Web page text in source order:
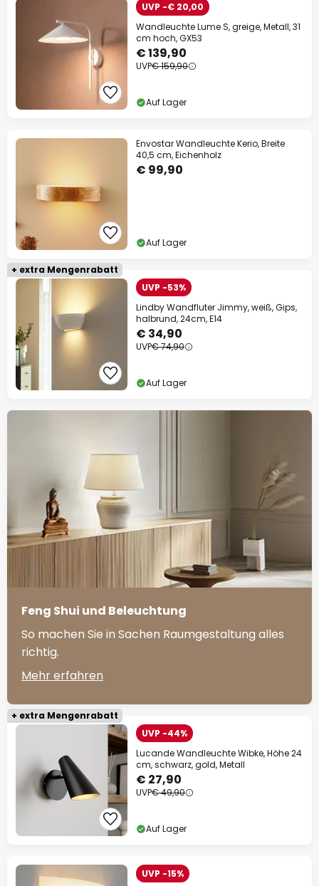
UVP -€ 20,00
Wandleuchte Lume S, greige, Metall, 31
cm hoch, GX53
€ 139,90
UVP€ 159,90
Auf Lager
Envostar Wandleuchte Kerio, Breite
40,5 cm, Eichenholz
€ 99,90
Auf Lager
+ extra Mengenrabatt
UVP -53%
Lindby Wandfluter Jimmy, weiß, Gips,
halbrund, 24cm, E14
€ 34,90
UVP€ 74,90
Auf Lager
Feng Shui und Beleuchtung
So machen Sie in Sachen Raumgestaltung alles
richtig.
Mehr erfahren
+ extra Mengenrabatt
UVP -44%
Lucande Wandleuchte Wibke, Höhe 24
cm, schwarz, gold, Metall
€ 27,90
UVP€ 49,90
Auf Lager
UVP -15%